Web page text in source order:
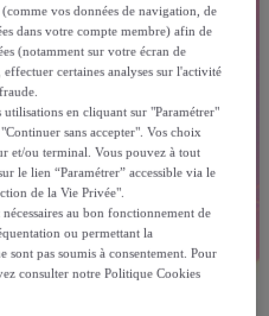
vos données de navigation, de
dans votre compte membre) afin de
(notamment sur votre écran de
certaines analyses sur l'activité
en cliquant sur "Paramétrer"
sans accepter". Vos choix
et/ou terminal. Vous pouvez à tout
le lien “Paramétrer” accessible via le
de la Vie Privée".
au bon fonctionnement de
ou permettant la
sont pas soumis à consentement. Pour
consulter notre Politique Cookies